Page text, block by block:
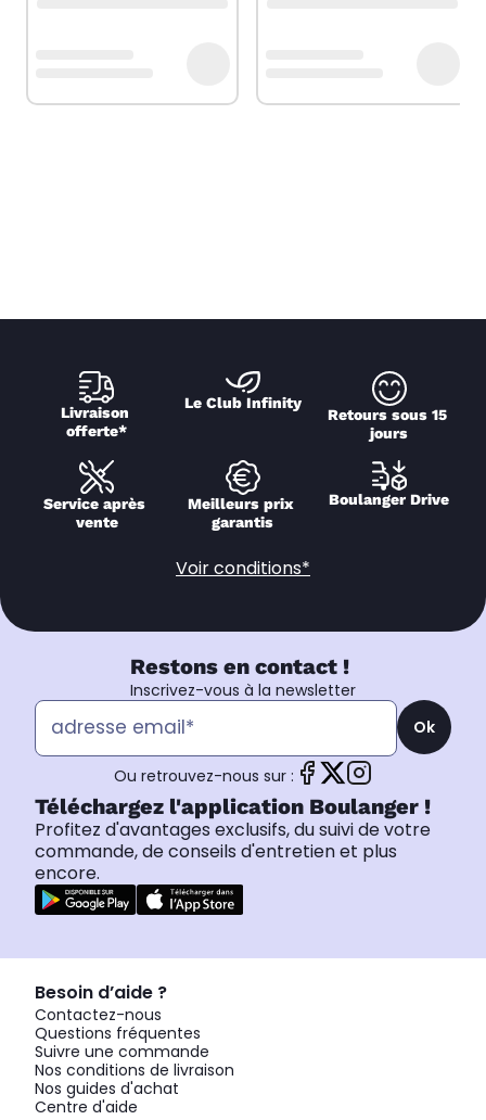
Livraison
offerte*
Le Club Infinity
Retours sous 15
jours
Service après
vente
Meilleurs prix
garantis
Boulanger Drive
Voir conditions*
Restons en contact !
Inscrivez-vous à la newsletter
Ok
Ou retrouvez-nous sur :
Téléchargez l'application Boulanger !
Profitez d'avantages exclusifs, du suivi de votre
commande, de conseils d'entretien et plus
encore.
Besoin d’aide ?
Contactez-nous
Questions fréquentes
Suivre une commande
Nos conditions de livraison
Nos guides d'achat
Centre d'aide